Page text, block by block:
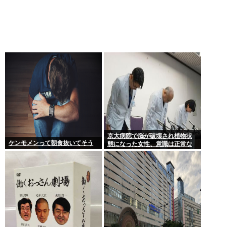
ケンモメンって朝食抜いてそう
京大病院で脳が破壊され植物状
態になった女性、意識は正常な
ことが確認されおわる